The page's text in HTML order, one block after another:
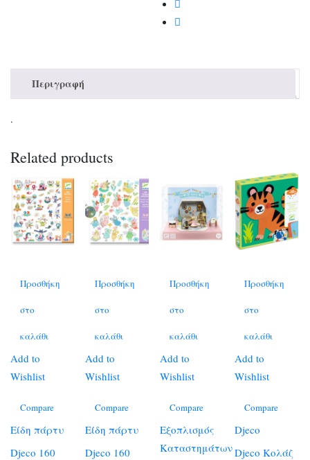
Περιγραφή
.
Related products
Προσθήκη
στο
καλάθι
Add to
Wishlist
Compare
Είδη πάρτυ
Djeco 160
Προσθήκη
στο
καλάθι
Add to
Wishlist
Compare
Είδη πάρτυ
Djeco 160
Προσθήκη
στο
καλάθι
Add to
Wishlist
Compare
Εξοπλισμός
Καταστημάτων
Προσθήκη
στο
καλάθι
Add to
Wishlist
Compare
Djeco
Djeco Κολάζ